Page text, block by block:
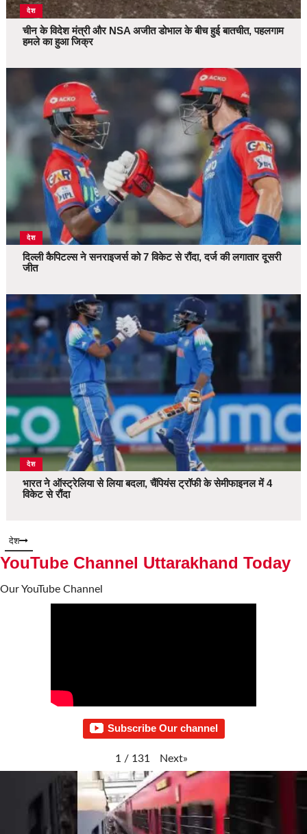
देश
चीन के विदेश मंत्री और NSA अजीत डोभाल के बीच हुई बातचीत, पहलगाम
हमले का हुआ जिक्र
देश
दिल्ली कैपिटल्स ने सनराइजर्स को 7 विकेट से रौंदा, दर्ज की लगातार दूसरी
जीत
देश
भारत ने ऑस्ट्रेलिया से लिया बदला, चैंपियंस ट्रॉफी के सेमीफाइनल में 4
विकेट से रौंदा
देश
YouTube Channel Uttarakhand Today
Our YouTube Channel
Subscribe Our channel
1 / 131 Next»